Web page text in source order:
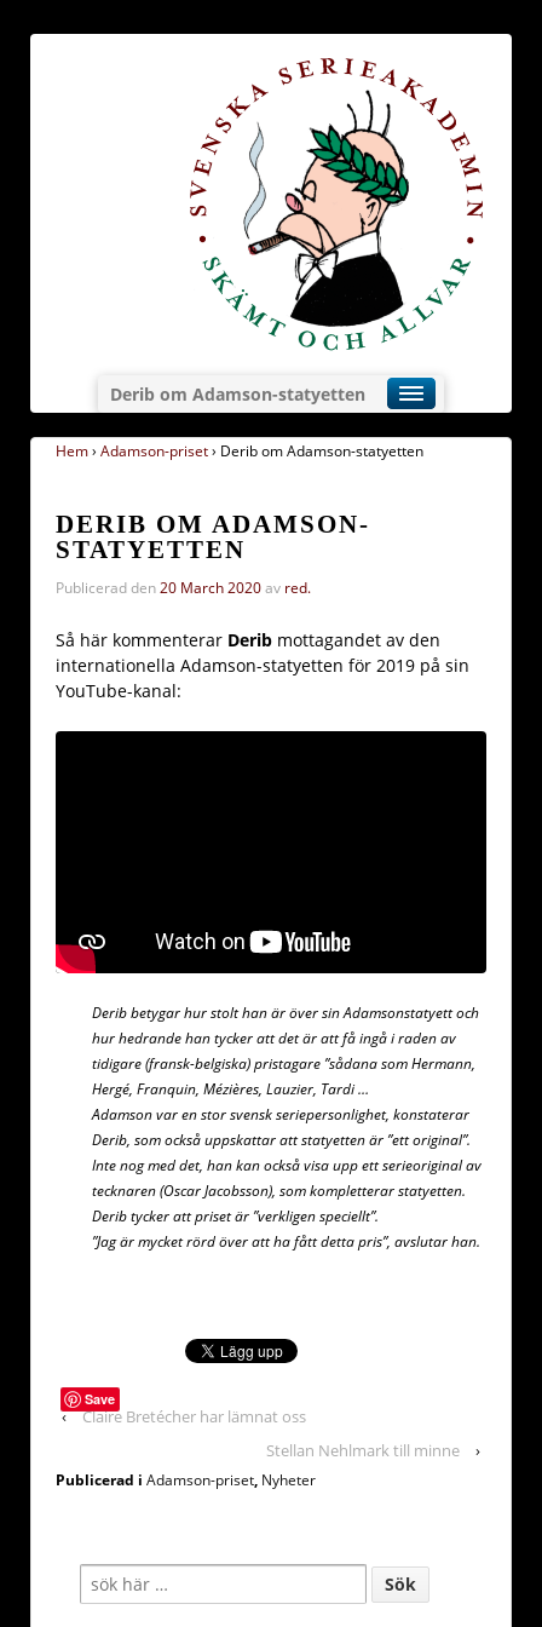
Derib om Adamson-statyetten
Hem› Adamson-priset› Derib om Adamson-statyetten
DERIB OM ADAMSON-
STATYETTEN
Publicerad den20 March 2020av red.
Så här kommenterar Derib mottagandet av den
internationella Adamson-statyetten för 2019 på sin
YouTube-kanal:
Derib betygar hur stolt han är över sin Adamsonstatyett och
hur hedrande han tycker att det är att få ingå i raden av
tidigare (fransk-belgiska) pristagare ”sådana som Hermann,
Hergé, Franquin, Mézières, Lauzier, Tardi …
Adamson var en stor svensk seriepersonlighet, konstaterar
Derib, som också uppskattar att statyetten är ”ett original”.
Inte nog med det, han kan också visa upp ett serieoriginal av
tecknaren (Oscar Jacobsson), som kompletterar statyetten.
Derib tycker att priset är ”verkligen speciellt”.
”Jag är mycket rörd över att ha fått detta pris”, avslutar han.
Save
‹ Claire Bretécher har lämnat oss
Stellan Nehlmark till minne
›
Publicerad i Adamson-priset, Nyheter